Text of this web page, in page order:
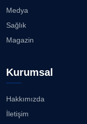
Medya
Sağlık
Magazin
Kurumsal
Hakkımızda
İletişim